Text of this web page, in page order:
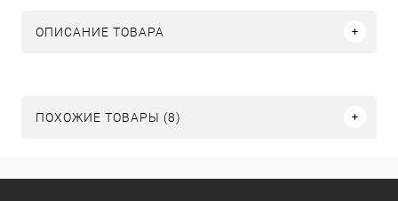
ОПИСАНИЕ ТОВАРА
ПОХОЖИЕ ТОВАРЫ (8)